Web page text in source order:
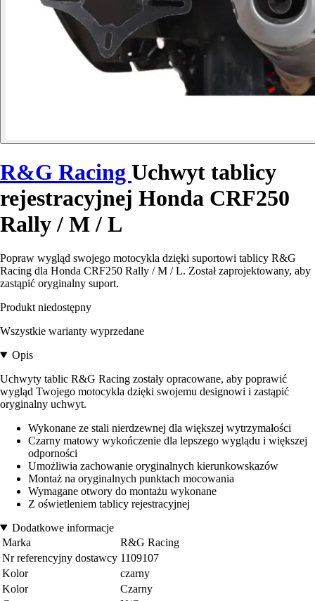
R&G Racing Uchwyt tablicy
rejestracyjnej Honda CRF250
Rally / M / L
Popraw wygląd swojego motocykla dzięki suportowi tablicy R&G
Racing dla Honda CRF250 Rally / M / L. Został zaprojektowany, aby
zastąpić oryginalny suport.
Produkt niedostępny
Wszystkie warianty wyprzedane
Opis
Uchwyty tablic R&G Racing zostały opracowane, aby poprawić
wygląd Twojego motocykla dzięki swojemu designowi i zastąpić
oryginalny uchwyt.
Wykonane ze stali nierdzewnej dla większej wytrzymałości
Czarny matowy wykończenie dla lepszego wyglądu i większej
odporności
Umożliwia zachowanie oryginalnych kierunkowskazów
Montaż na oryginalnych punktach mocowania
Wymagane otwory do montażu wykonane
Z oświetleniem tablicy rejestracyjnej
Dodatkowe informacje
Marka
R&G Racing
Nr referencyjny dostawcy 1109107
Kolor
czarny
Kolor
Czarny